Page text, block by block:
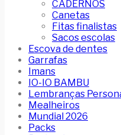
CADERNOS
Canetas
Fitas finalistas
Sacos escolas
Escova de dentes
Garrafas
Imans
IO-IO BAMBU
Lembranças
Mealheiros
Mundial 2026
Packs